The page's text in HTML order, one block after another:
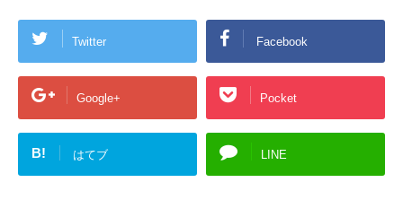
Twitter Facebook
Google+ Pocket
B! はてブ LINE